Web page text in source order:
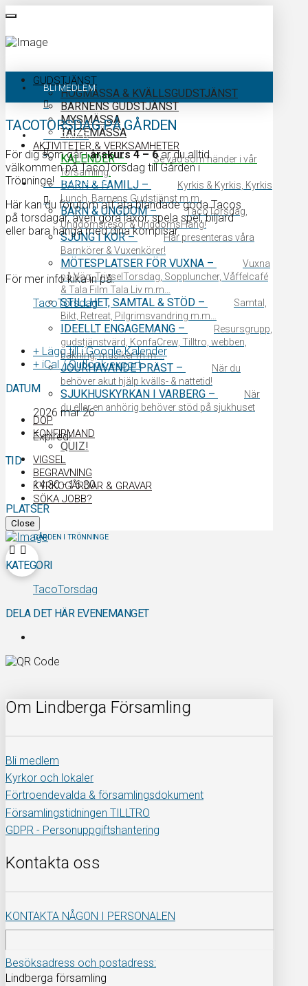
GUDSTJÄNST
HÖGMÄSSA & KVÄLLSGUDSTJÄNST
BARNENS GUDSTJÄNST
MYSMÄSSA
TAIZÉMÄSSA
AKTIVITETER & VERKSAMHETER
KALENDER–
Se vad som händer i vår
församling.
BARN & FAMILJ –
Kyrkis & Kyrkis, Kyrkis
Lunch, Barnens Gudstjänst m.m.
BARN & UNGDOM–
TacoTorsdag,
Ungdomsresor & UngdomsHäng!
SJUNG I KÖR–
Här presenteras våra
Barnkörer & Vuxenkörer!
MÖTESPLATSER FÖR VUXNA –
Vuxna
på Väg, TrivselTorsdag, Soppluncher, Våffelcafé
& Tala Film Tala Liv m.m…
STILLHET, SAMTAL & STÖD –
Samtal,
Bikt, Retreat, Pilgrimsvandring m.m…
IDEELLT ENGAGEMANG –
Resursgrupp,
gudstjänstvärd, KonfaCrew, Tilltro, webben,
bakning, musiker m.m….
JOURHAVANDE PRÄST –
När du
behöver akut hjälp kvälls- & nattetid!
SJUKHUSKYRKAN I VARBERG –
När
du eller en anhörig behöver stöd på sjukhuset
DOP
KONFIRMAND
QUIZ!
VIGSEL
BEGRAVNING
KYRKOGÅRDAR & GRAVAR
SÖKA JOBB?
Close
BLI MEDLEM
KALENDER
KONTAKTA OSS
TACOTORSDAG PÅ GÅRDEN
För dig som går iårskurs 4 – 6är du alltid
välkommen på TacoTorsdag till Gården i
Trönninge!
Här kan du förutom att äta blandade goda Tacos
på torsdagar, även göra läxor, spela spel, biljard
eller bara hänga med dina kompisar.
För mer info kika in på:
TacoTorsdag
+ Lägg till i Google Kalender
+ iCal / Outlook export
DATUM
2026 mar 26
Expired!
TID
14:30 - 16:30
PLATSER
GÅRDEN I TRÖNNINGE
KATEGORI
TacoTorsdag
DELA DET HÄR EVENEMANGET
Om Lindberga Församling
Bli medlem
Kyrkor och lokaler
Förtroendevalda & församlingsdokument
Församlingstidningen TILLTRO
GDPR - Personuppgiftshantering
Kontakta oss
KONTAKTA NÅGON I PERSONALEN
Besöksadress och postadress:
Lindberga församling